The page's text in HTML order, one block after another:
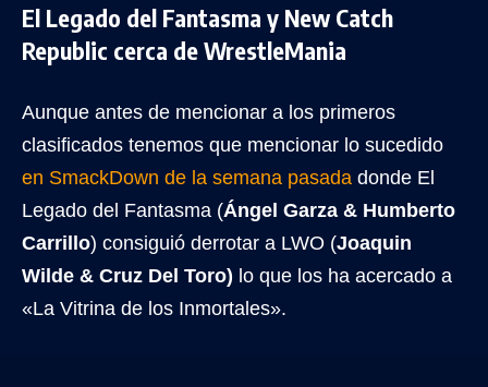
El Legado del Fantasma y New Catch
Republic cerca de WrestleMania
Aunque antes de mencionar a los primeros
clasificados tenemos que mencionar lo sucedido
en SmackDown de la semana pasada donde El
Legado del Fantasma (Ángel Garza & Humberto
Carrillo) consiguió derrotar a LWO (Joaquin
Wilde & Cruz Del Toro) lo que los ha acercado a
«La Vitrina de los Inmortales».